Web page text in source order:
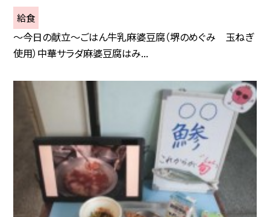
給食
～今日の献立～ごはん牛乳麻婆豆腐（堺のめぐみ 玉ねぎ
使用）中華サラダ麻婆豆腐はみ...